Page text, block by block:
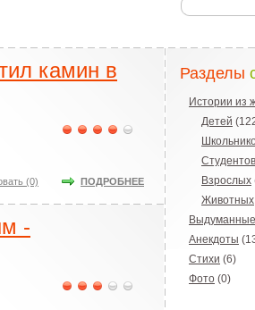
Разделы
Истории из
Детей
Студентов
Взрослых
Животных
Анекдоты
Стихи (6)
Фото (0)
камин в
(0) ПОДРОБНЕЕ
-